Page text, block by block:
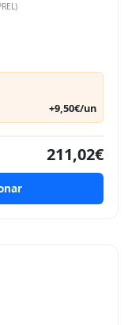
+9,50€/un
211,02€